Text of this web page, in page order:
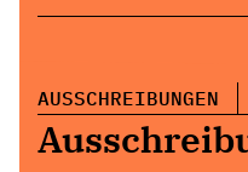
AUSSCHREIBUNGEN